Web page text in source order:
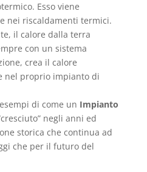
Esso viene
nei riscaldamenti termici.
il calore dalla terra
con un sistema
crea il calore
nel proprio impianto di
di come un Impianto
negli anni ed
storica che continua ad
che per il futuro del